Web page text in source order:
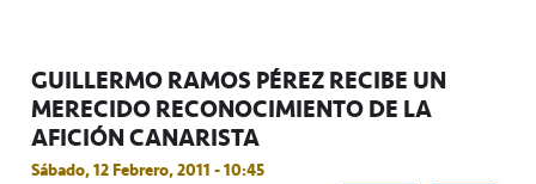
GUILLERMO RAMOS PÉREZ RECIBE UN
MERECIDO RECONOCIMIENTO DE LA
AFICIÓN CANARISTA
Sábado, 12 Febrero, 2011 - 10:45